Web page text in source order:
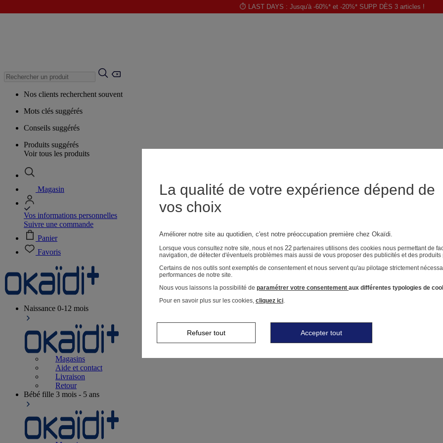
⏱️ LAST DAYS : Jusqu'à -60%* et -20%* SUPP DÈS 3 articles !
Nos clients recherchent souvent
Mots clés suggérés
Conseils suggérés
Produits suggérés
Voir tous les produits
Magasin
Vos informations personnelles
Suivre une commande
Panier
Favoris
Naissance 0-12 mois
Magasins
Aide et contact
Livraison
Retour
Bébé fille 3 mois - 5 ans
La qualité de votre expérience dépend de
vos choix
Améliorer notre site au quotidien, c'est notre préoccupation première chez Okaïdi.
Lorsque vous consultez notre site, nous et nos 22 partenaires utilisons des cookies nous permettant de
navigation, de détecter d'éventuels problèmes mais aussi de vous proposer des publicités et des
Certains de nos outils sont exemptés de consentement et nous servent qu'au pilotage strictement
performances de notre site.
Nous vous laissons la possibilité de paramétrer votre consentement aux différentes typologies de
Pour en savoir plus sur les cookies, cliquez ici.
Refuser tout Accepter tout